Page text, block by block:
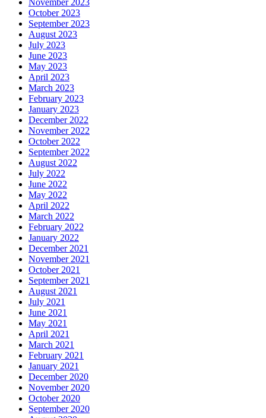
November 2023
October 2023
September 2023
August 2023
July 2023
June 2023
May 2023
April 2023
March 2023
February 2023
January 2023
December 2022
November 2022
October 2022
September 2022
August 2022
July 2022
June 2022
May 2022
April 2022
March 2022
February 2022
January 2022
December 2021
November 2021
October 2021
September 2021
August 2021
July 2021
June 2021
May 2021
April 2021
March 2021
February 2021
January 2021
December 2020
November 2020
October 2020
September 2020